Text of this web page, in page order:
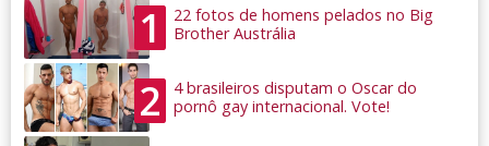
1
22 fotos de homens pelados no Big
Brother Austrália
2
4 brasileiros disputam o Oscar do
pornô gay internacional. Vote!